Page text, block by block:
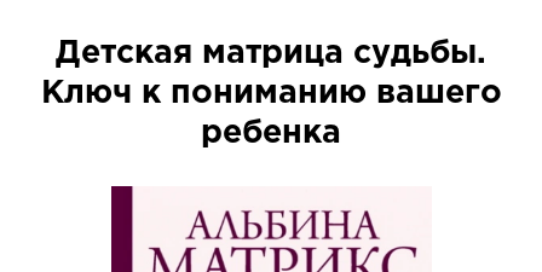
Детская матрица судьбы.
Ключ к пониманию вашего
ребенка